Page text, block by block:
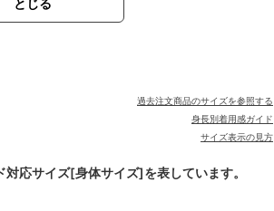
とじる
過去注文商品のサイズを参照する
身長別着用感ガイド
サイズ表示の見方
応サイズ[身体サイズ]を表しています。